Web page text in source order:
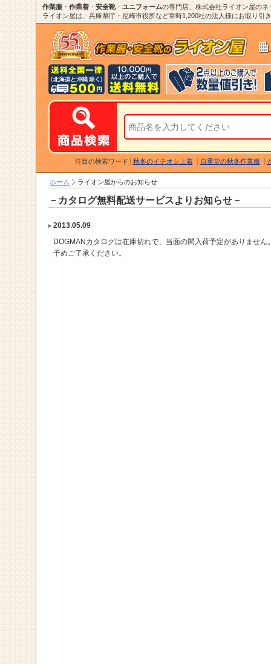
作業服 ・ 作業着 ・ 安全靴・ ユニフォームの専門店、株式会社ライオン屋の
ライオン屋は、兵庫県庁・尼崎市役所など常時1,200社の法人様にお取り
注目の検索ワード 秋冬のイチオシ上着 自重堂の秋冬作業服
ホーム ライオン屋からのお知らせ
－カタログ無料配送サービスよりお知らせ－
2013.05.09
DOGMANカタログは在庫切れで、当面の間入荷予定がありません
予めご了承ください。